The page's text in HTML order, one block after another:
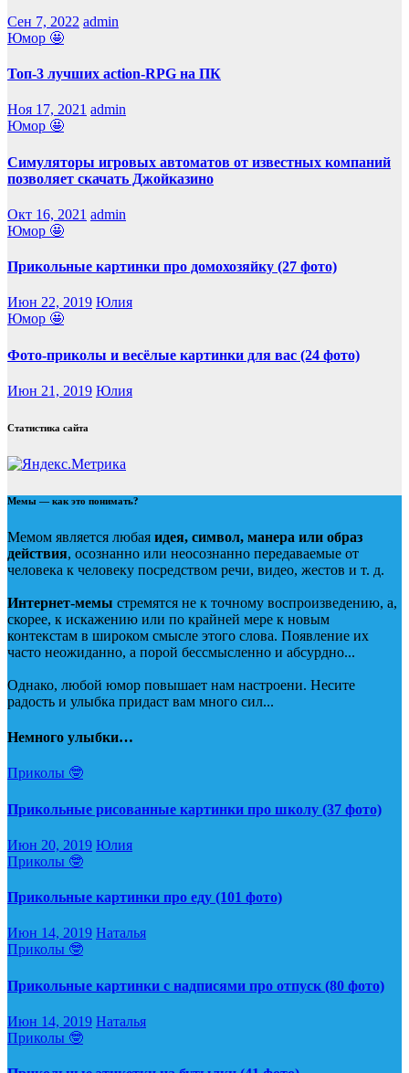
Сен 7, 2022 admin
Юмор 🤩
Топ-3 лучших action-RPG на ПК
Ноя 17, 2021 admin
Юмор 🤩
Симуляторы игровых автоматов от известных компаний
позволяет скачать Джойказино
Окт 16, 2021 admin
Юмор 🤩
Прикольные картинки про домохозяйку (27 фото)
Июн 22, 2019 Юлия
Юмор 🤩
Фото-приколы и весёлые картинки для вас (24 фото)
Июн 21, 2019 Юлия
Статистика сайта
Мемы — как это понимать?
Мемом является любая идея, символ, манера или образ
действия, осознанно или неосознанно передаваемые от
человека к человеку посредством речи, видео, жестов и т. д.
Интернет-мемы стремятся не к точному воспроизведению, а,
скорее, к искажению или по крайней мере к новым
контекстам в широком смысле этого слова. Появление их
часто неожиданно, а порой бессмысленно и абсурдно...
Однако, любой юмор повышает нам настроени. Несите
радость и улыбка придаст вам много сил...
Немного улыбки…
Приколы 🤓
Прикольные рисованные картинки про школу (37 фото)
Июн 20, 2019 Юлия
Приколы 🤓
Прикольные картинки про еду (101 фото)
Июн 14, 2019 Наталья
Приколы 🤓
Прикольные картинки с надписями про отпуск (80 фото)
Июн 14, 2019 Наталья
Приколы 🤓